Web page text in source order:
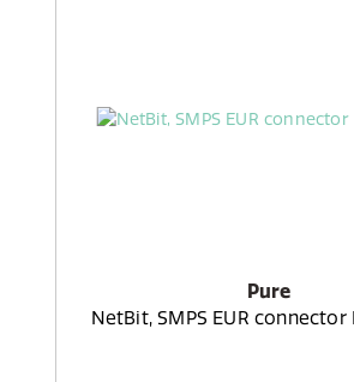
Pure
NetBit, SMPS EUR connector